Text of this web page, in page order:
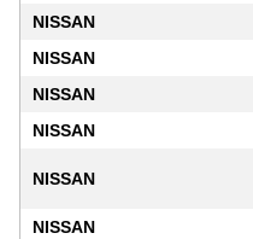
NISSAN
NISSAN
NISSAN
NISSAN
NISSAN
NISSAN